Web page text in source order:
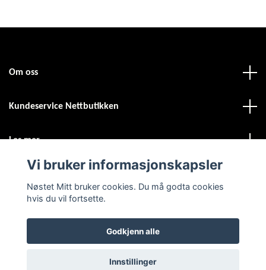
Om oss
Kundeservice Nettbutikken
Les mer
© 2026 Nøstet MittPowered by Quickbutik
Vi bruker informasjonskapsler
Nøstet Mitt bruker cookies. Du må godta cookies
hvis du vil fortsette.
Godkjenn alle
Innstillinger